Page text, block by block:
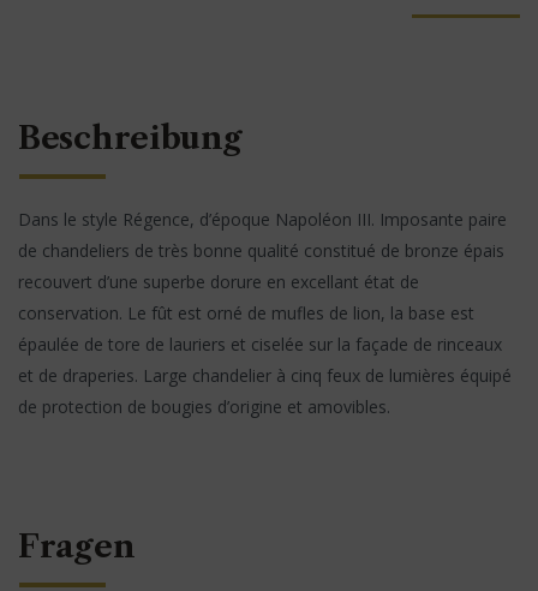
Beschreibung
Dans le style Régence, d’époque Napoléon III. Imposante paire
de chandeliers de très bonne qualité constitué de bronze épais
recouvert d’une superbe dorure en excellant état de
conservation. Le fût est orné de mufles de lion, la base est
épaulée de tore de lauriers et ciselée sur la façade de rinceaux
et de draperies. Large chandelier à cinq feux de lumières équipé
de protection de bougies d’origine et amovibles.
Fragen